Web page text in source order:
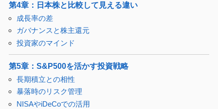
第4章：日本株と比較して見える違い
成長率の差
ガバナンスと株主還元
投資家のマインド
第5章：S&P500を活かす投資戦略
長期積立との相性
暴落時のリスク管理
NISAやiDeCoでの活用